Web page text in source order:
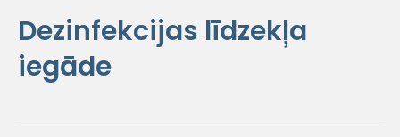
Dezinfekcijas līdzekļa
iegāde